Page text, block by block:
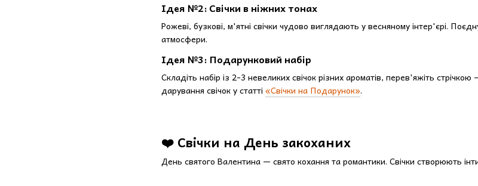
Ідея №2: Свічки в ніжних тонах
Рожеві, бузкові, м'ятні свічки чудово виглядають у весняному інтер'єрі.
атмосфери.
Ідея №3: Подарунковий набір
Складіть набір із 2-3 невеликих свічок різних ароматів, перев'яжіть
дарування свічок у статті «Свічки на Подарунок».
❤️ Свічки на День закоханих
День святого Валентина — свято кохання та романтики. Свічки створюють